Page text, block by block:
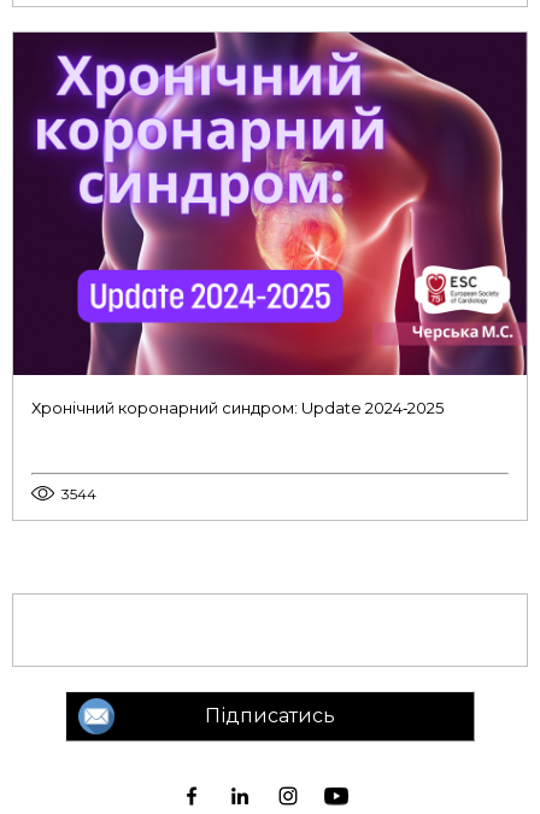
Хронічний коронарний синдром: Update 2024‑2025
3544
Підписатись